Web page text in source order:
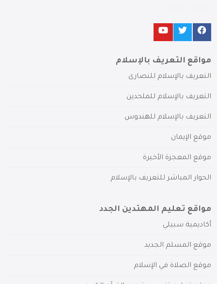
مواقع التعريف بالإسلام
التعريف بالإسلام للنصارى
التعريف بالإسلام للملحدين
التعريف بالإسلام للهندوس
موقع الإيمان
موقع المعجزة الأخيرة
الحوار المباشر للتعريف بالإسلام
مواقع تعليم المهتدين الجدد
أكاديمية سبيلي
موقع المسلم الجديد
موقع الصلاة في الإسلام